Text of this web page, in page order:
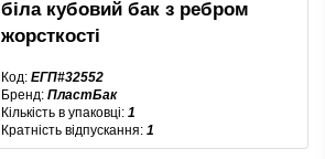
біла кубовий бак з ребром
жорсткості
Код: ЕГП#32552
Бренд: ПластБак
Кількість в упаковці: 1
Кратність відпускання: 1